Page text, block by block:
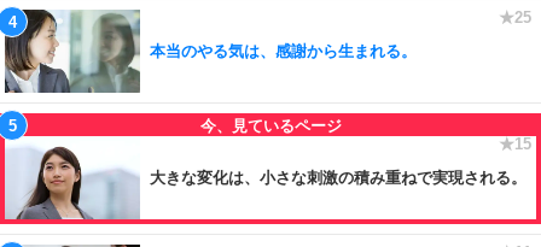
本当のやる気は、感謝から生まれる。
大きな変化は、小さな刺激の積み重ねで実現される。